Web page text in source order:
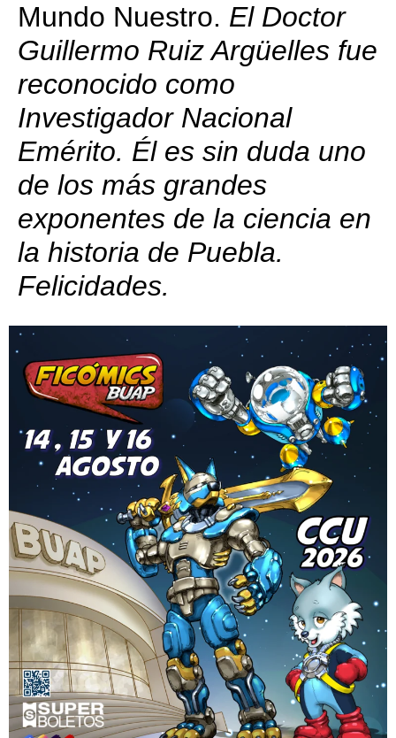
Mundo Nuestro. El Doctor
Guillermo Ruiz Argüelles fue
reconocido como
Investigador Nacional
Emérito. Él es sin duda uno
de los más grandes
exponentes de la ciencia en
la historia de Puebla.
Felicidades.